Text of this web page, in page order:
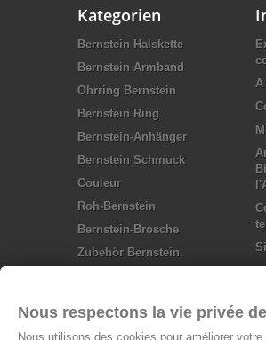
Kategorien
Bernstein Halskette
Bernstein Armband
Ohrring Bernstein
Bernstein Ring
Bernstein-Anhänger
Bernstein Schmuck
Couleur
Roh-Bernstein
Bernstein-Brosche
Zubehör Bernstein
A
Nous respectons la vie privée
Nous utilisons des cookies pour améliorer